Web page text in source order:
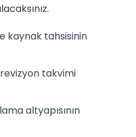
kaynak tahsisinin
revizyon takvimi
altyapısının